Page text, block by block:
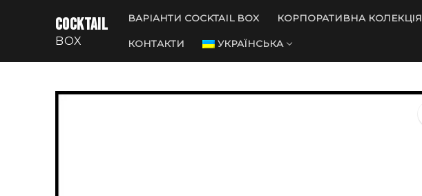
COCKTAIL
BOX
ВАРІАНТИ COCKTAIL BOX КОРПОРАТИВНА КОЛЕКЦІЯ
КОНТАКТИ УКРАЇНСЬКА